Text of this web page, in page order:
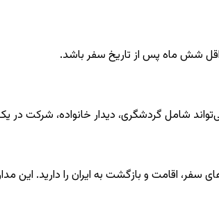
شش ماه پس از تاریخ سفر باشد.
شامل گردشگری، دیدار خانواده، شرکت در
سفر، اقامت و بازگشت به ایران را دارید.